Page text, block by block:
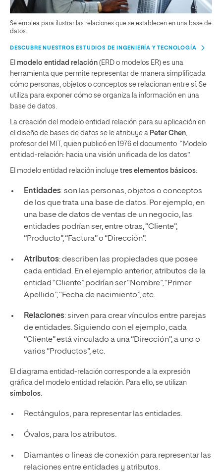
Se emplea para ilustrar las relaciones que se establecen en una base de
datos.
DESCUBRE NUESTROS ESTUDIOS DE INGENIERÍA Y TECNOLOGÍA
El modelo entidad relación (ERD o modelos ER) es una
herramienta que permite representar de manera simplificada
cómo personas, objetos o conceptos se relacionan entre sí. Se
utiliza para exponer cómo se organiza la información en una
base de datos.
La creación del modelo entidad relación para su aplicación en
el diseño de bases de datos se le atribuye a Peter Chen
profesor del MIT, quien publicó en 1976 el documento “Modelo
entidad-relación: hacia una visión unificada de los datos”.
El modelo entidad relación incluye tres elementos básicos:
Entidades: son las personas, objetos o conceptos
de los que trata una base de datos. Por ejemplo, en
una base de datos de ventas de un negocio, las
entidades podrían ser, entre otras, “Cliente”,
“Producto”, “Factura” o “Dirección”.
Atributos: describen las propiedades que posee
cada entidad. En el ejemplo anterior, atributos de la
entidad “Cliente” podrían ser “Nombre”, “Primer
Apellido”, “Fecha de nacimiento”, etc.
Relaciones: sirven para crear vínculos entre parejas
de entidades. Siguiendo con el ejemplo, cada
“Cliente” está vinculado a una “Dirección”, a uno o
varios “Productos”, etc.
El diagrama entidad-relación corresponde a la expresión
gráfica del modelo entidad relación. Para ello, se utilizan
símbolos:
Rectángulos, para representar las entidades.
Óvalos, para los atributos.
Diamantes o líneas de conexión para representar las
relaciones entre entidades y atributos.